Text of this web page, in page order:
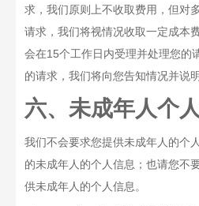
求，我们原则上不收取费用，但对
请求，我们将视情况收取一定成本
会在15个工作日内受理并处理您的
的请求，我们将向您告知情况并说明
六、未成年人个
我们不会要求您提供未成年人的个
的未成年人的个人信息；也请您不
供未成年人的个人信息。